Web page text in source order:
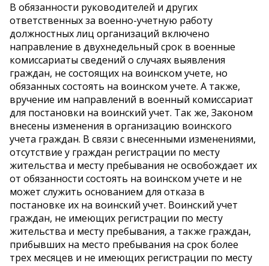
В обязанности руководителей и других
ответственных за военно-учетную работу
должностных лиц организаций включено
направление в двухнедельный срок в военные
комиссариаты сведений о случаях выявления
граждан, не состоящих на воинском учете, но
обязанных состоять на воинском учете. А также,
вручение им направлений в военный комиссариат
для постановки на воинский учет. Так же, Законом
внесены изменения в организацию воинского
учета граждан. В связи с внесенными изменениями,
отсутствие у граждан регистрации по месту
жительства и месту пребывания не освобождает их
от обязанности состоять на воинском учете и не
может служить основанием для отказа в
постановке их на воинский учет. Воинский учет
граждан, не имеющих регистрации по месту
жительства и месту пребывания, а также граждан,
прибывших на место пребывания на срок более
трех месяцев и не имеющих регистрации по месту